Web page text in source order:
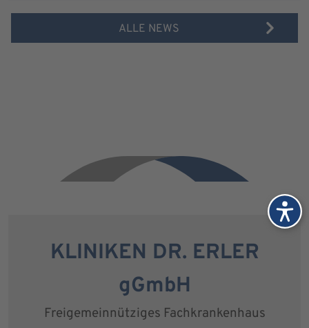
ALLE NEWS
KLINIKEN DR. ERLER
gGmbH
Freigemeinnütziges Fachkrankenhaus